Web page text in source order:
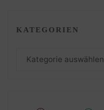
KATEGORIEN
Kategorien